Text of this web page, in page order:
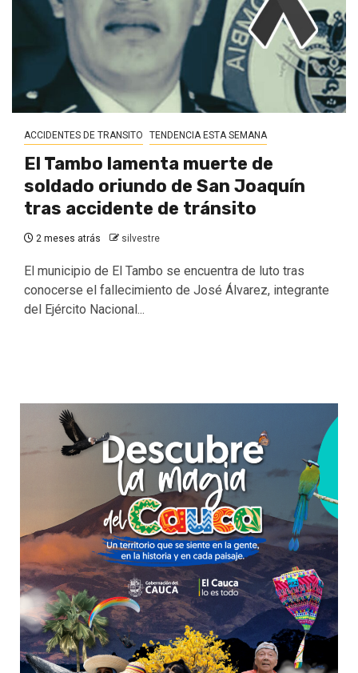
ACCIDENTES DE TRANSITO TENDENCIA ESTA SEMANA
El Tambo lamenta muerte de
soldado oriundo de San Joaquín
tras accidente de tránsito
2 meses atrás silvestre
El municipio de El Tambo se encuentra de luto tras
conocerse el fallecimiento de José Álvarez, integrante
del Ejército Nacional...